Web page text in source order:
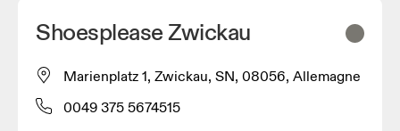
Shoesplease Zwickau
Marienplatz 1, Zwickau, SN, 08056, Allemagne
0049 375 5674515